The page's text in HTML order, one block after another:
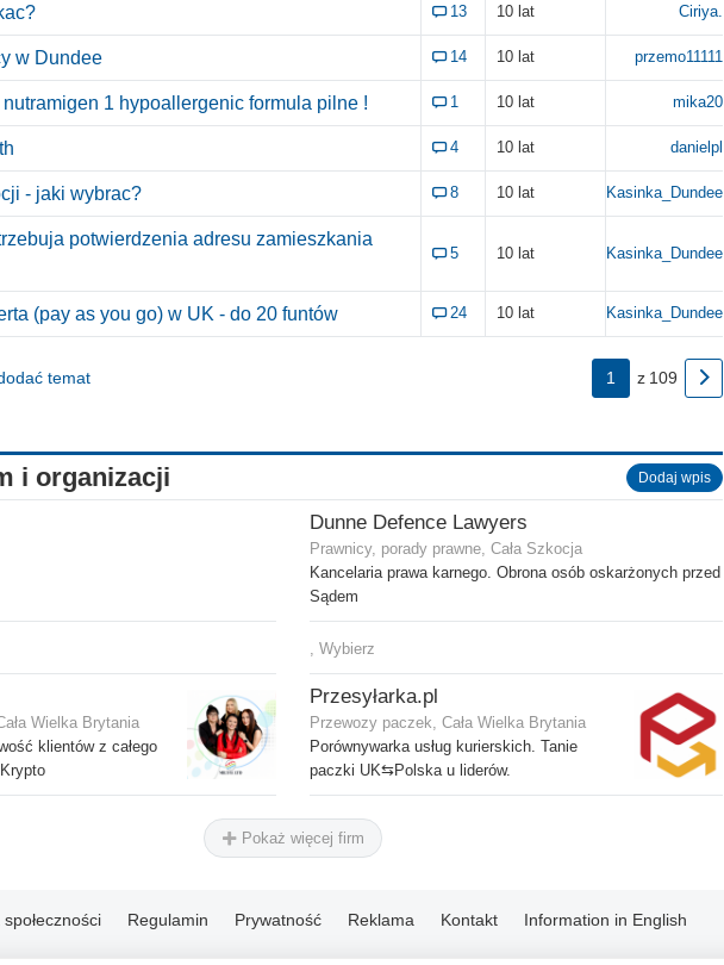
13 10 lat Ciriya.
w Dundee 14 10 lat przemo11111
1 hypoallergenic formula pilne ! 1 10 lat mika20
4 10 lat danielpl
- jaki wybrac? 8 10 lat Kasinka_Dundee
potwierdzenia adresu zamieszkania
5 10 lat Kasinka_Dundee
(pay as you go) w UK - do 20 funtów 24 10 lat Kasinka_Dundee
temat 1 z 109
i organizacji Dodaj wpis
Dunne Defence Lawyers
Prawnicy, porady prawne, Cała Szkocja
Kancelaria prawa karnego. Obrona osób oskarżonych przed
Sądem
, Wybierz
Wielka Brytania
klientów z całego
Przesyłarka.pl
Przewozy paczek, Cała Wielka Brytania
Porównywarka usług kurierskich. Tanie
paczki UK⇆Polska u liderów.
Pokaż więcej firm
Regulamin Prywatność Reklama Kontakt Information in English